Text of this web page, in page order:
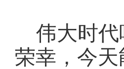
伟大时
荣幸，今